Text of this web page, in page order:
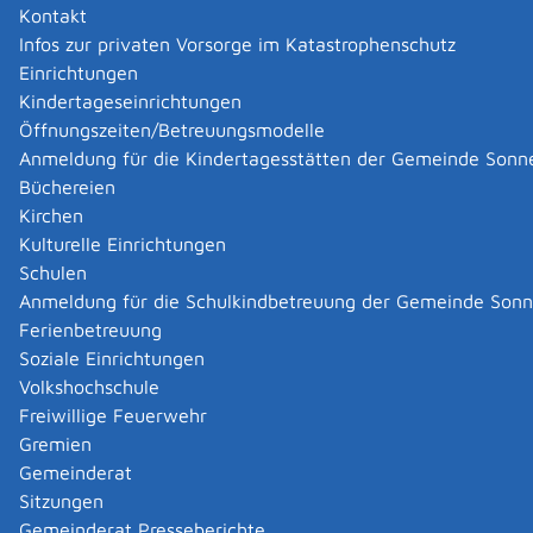
Kontakt
Infos zur privaten Vorsorge im Katastrophenschutz
Einrichtungen
Kindertageseinrichtungen
Öffnungszeiten/Betreuungsmodelle
Anmeldung für die Kindertagesstätten der Gemeinde
Büchereien
Kirchen
Kulturelle Einrichtungen
Schulen
Anmeldung für die Schulkindbetreuung der Gemeinde
Ferienbetreuung
Soziale Einrichtungen
Volkshochschule
Freiwillige Feuerwehr
Gremien
Gemeinderat
Sitzungen
der Bundespolizei für eine zeitlich befristete
Auslandsreise einen Reiseausweis als Ersatz
beantragen. Sie müssen die Dringlichkeit nachweisen
und es dürfen keine sicherheitsrelevanten Bedenken
bestehen.
Passersatzpapiere werden von der Bundespolizei nur
ausgestellt, wenn die Erteilung eines regulären
Reisedokumentes
rechtzeitig zu erwarten ist.
Ausstellung deutscher Reisedokumente und zu deren
Anerkennung im Ausland.
Kann nicht nachgewiesen
werden, dass der Abflug oder die Ausreise unmittelbar
bevorstehen, werden die Papiere nicht ausgestellt.
Bei einer Einreise wird grundsätzlich kein Reiseausweis
als Passersatz ausgestellt. Ausnahme: Für deutsche
Staatsangehörige mit Wohnsitz im Ausland, wenn
im Inland die Ausstellung eines Passes oder